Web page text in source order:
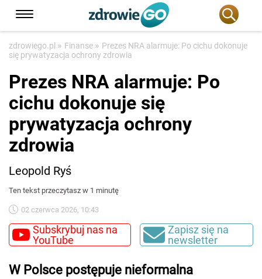
zdrowiego.pl » Finanse » Prezes NRA alarmuje: Po cichu dokonuje
się prywatyzacja ochrony zdrowia
Prezes NRA alarmuje: Po
cichu dokonuje się
prywatyzacja ochrony
zdrowia
Leopold Ryś
Ten tekst przeczytasz w 1 minutę
02 czerwca 2026, 10:43
Subskrybuj nas na
YouTube
Zapisz się na
newsletter
W Polsce postępuje nieformalna